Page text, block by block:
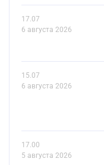
17.07
6 августа 2026
15.07
6 августа 2026
17.00
5 августа 2026